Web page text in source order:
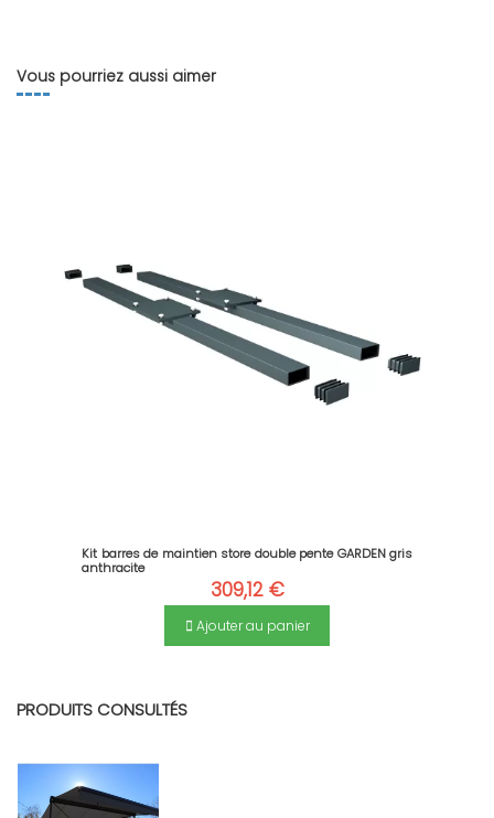
Télécharger (6.69M)
Vous pourriez aussi aimer
Kit barres de maintien store double pente GARDEN gris
anthracite
309,12 €
Ajouter au panier
PRODUITS CONSULTÉS